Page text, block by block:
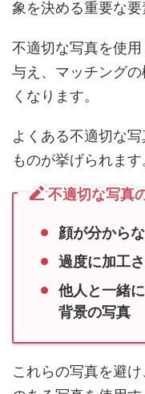
与え、マッチング
くなります。
ものが挙げられます
不適切な写真の
顔が分から
過度に加工
他人と一緒
背景の写真
これらの写真を避
のある写真を使用